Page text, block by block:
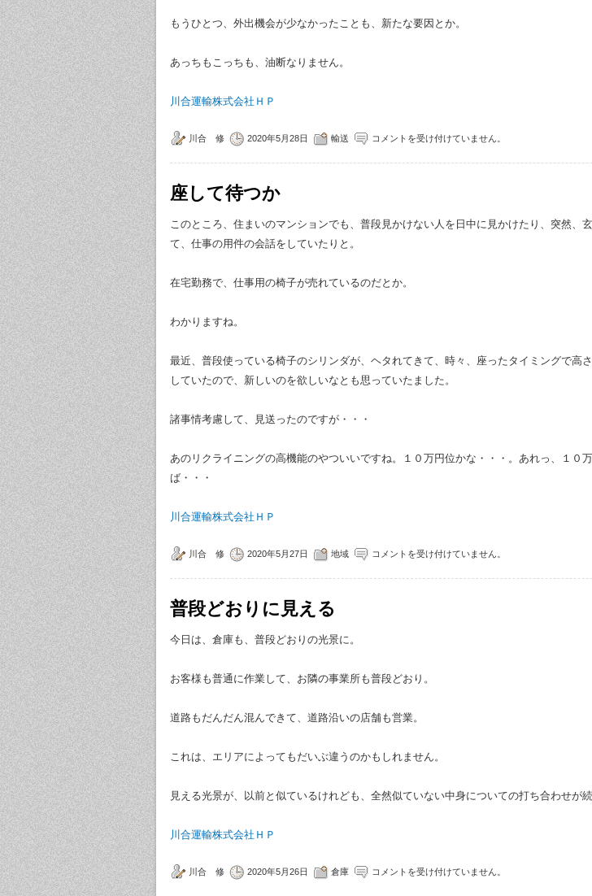
もうひとつ、外出機会が少なかったことも、新たな要因とか。
あっちもこっちも、油断なりません。
川合運輸株式会社ＨＰ
川合 修 2020年5月28日 輸送 コメントを受け付けていません。
座して待つか
このところ、住まいのマンションでも、普段見かけない人を日中に見かけたり、突然、
て、仕事の用件の会話をしていたりと。
在宅勤務で、仕事用の椅子が売れているのだとか。
わかりますね。
最近、普段使っている椅子のシリンダが、ヘタれてきて、時々、座ったタイミングで高
していたので、新しいのを欲しいなとも思っていたました。
諸事情考慮して、見送ったのですが・・・
あのリクライニングの高機能のやついいですね。１０万円位かな・・・。あれっ、１０
ば・・・
川合運輸株式会社ＨＰ
川合 修 2020年5月27日 地域 コメントを受け付けていません。
普段どおりに見える
今日は、倉庫も、普段どおりの光景に。
お客様も普通に作業して、お隣の事業所も普段どおり。
道路もだんだん混んできて、道路沿いの店舗も営業。
これは、エリアによってもだいぶ違うのかもしれません。
見える光景が、以前と似ているけれども、全然似ていない中身についての打ち合わせが続
川合運輸株式会社ＨＰ
川合 修 2020年5月26日 倉庫 コメントを受け付けていません。